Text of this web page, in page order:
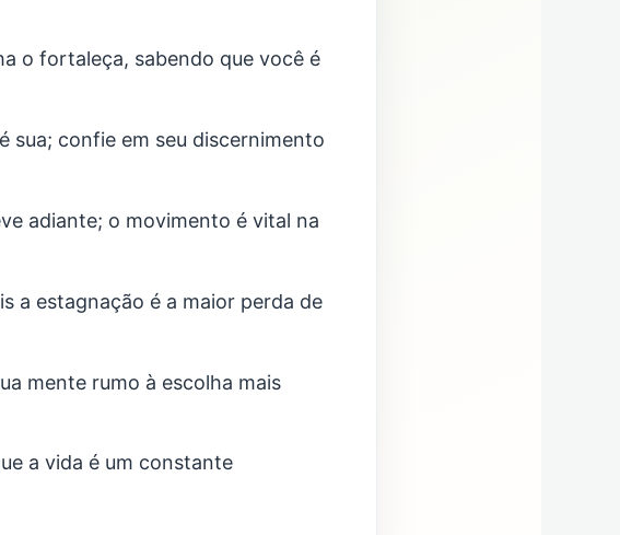
o fortaleça, sabendo que você é
sua; confie em seu discernimento
adiante; o movimento é vital na
a estagnação é a maior perda de
mente rumo à escolha mais
a vida é um constante